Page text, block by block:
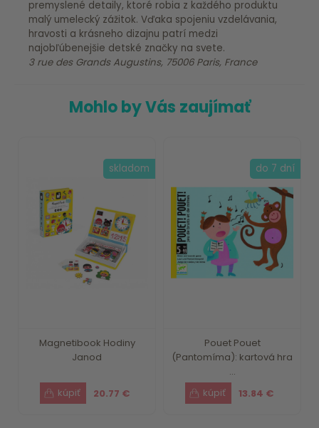
premyslené detaily, ktoré robia z každého produktu
malý umelecký zážitok. Vďaka spojeniu vzdelávania,
hravosti a krásneho dizajnu patrí medzi
najobľúbenejšie detské značky na svete.
3 rue des Grands Augustins, 75006 Paris, France
Mohlo by Vás zaujímať
Magnetibook Hodiny
Janod
20.77 €
skladom
Pouet Pouet
(Pantomíma): kartová hra
...
13.84 €
do 7 dní